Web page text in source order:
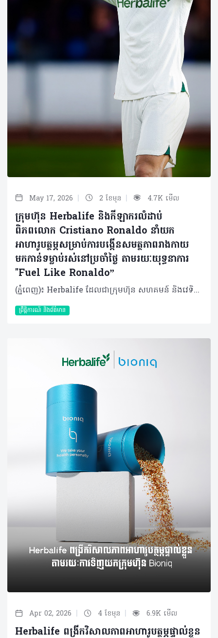
May 17, 2026 | 2 ខែមុន | 4.7K មើល
ក្រុមហ៊ុន Herbalife និងកីឡាករលំដាប់
ពិភពលោក Cristiano Ronaldo នាំយក
អាហារូបត្ថម្ភសម្រាប់ការបង្កើនសមត្ថភាពរាងកាយ
មកកាន់ទម្លាប់រស់នៅប្រចាំថ្ងៃ តាមរយៈយុទ្ធនាការ
"Fuel Like Ronaldo”
(ភ្នំពេញ)៖ Herbalife ដែលជាក្រុមហ៊ុន សហគមន៍ និងវេទិកាភ្ជាប់ទំនាក់ទំនង លំដាប់ថ្នាក់ពិភពលោក ផ្នែកសុខភាព និងសុខុមាលភាព បានប្រកាសដាក់ដំណើរការយុទ្ធនាការ "Fuel Like Ronaldo" ដែលជាគំនិតផ្តួចផ្តើមជាសកលមួយក្នុងការបំប្លែងរបបអាហារូបត្ថម្ភរបស់កីឡាករឆ្នើម និងយុទ្ធសាស្ត្របង្កើនសមត្ថភាពរាងកាយ ឱ្យទៅជាការណែនាំជាក់ស្តែងសម្រាប់អ្នកស្វែងរកសុខុមាលភាពទូទៅក្នុងជីវភាពប្រចាំថ្ងៃ។ ដោយផ្អែកលើបទពិសោធន៍ជាង ២០ ឆ្នាំក្នុងការផ្គត់ផ្គង់អាហារូបត្ថម្ភដល់កីឡាករឆ្នើមៗ ក្រុមហ៊ុន Herbalife បាននាំយកជំនាញអាហារូបត្ថម្ភដែលបានបញ្ជាក់ច្បាស់លាស់របស់ខ្លួន មកជូនដល់អ្នកដែលស្វែងរកសុខុមាលភាពនៅទូទាំងពិភពលោក។ លោកអ្នកអាចមើលសេចក្តីប្រកាសពេញលេញនៅទីនេះ៖ https://www.businesswire.com/news/home/20260508653160/en/ តាមរយៈបទពិសោធន៍ជាង ២០ ឆ្នាំក្នុងការធ្វើការជាមួយកីឡាករអាជីព រួមទាំងភាពជាដៃគូដ៏យូរអង្វែងជាមួយកំពូលកីឡាករលោក Cristiano Ronaldo ក្រុមហ៊ុន Herbalife កំពុងធ្វើឱ្យជំនាញផ្នែកអាហារូបត្ថម្ភកីឡារបស់ខ្លួនកាន់តែមានភាពទូលំទូលាយ ដើម្បីជួយអ្នកប្រើប្រាស់ក្នុងការបង្កើនថាមពល គាំទ្រដល់ការស្តារឡើងវិញនៃសុខភាព និងកសាងទម្លាប់ប្រចាំថ្ងៃឱ្យកាន់តែមានសុខភាពល្អ។ ការដាក់ចេញនូវយុទ្ធនាការនេះធ្វើឡើងស្របពេលដែលកំពុងមានការចាប់អារម្មណ៍ ព្រឹត្តិការណ៍បាល់ទាត់ដ៏ធំបំផុតនៅរដូវក្តៅខាងមុខនេះ ដែលបង្ហាញពីរបៀបដែលវិន័យ និងការរៀបចំខ្លួនរបស់កីឡាករឆ្នើមៗ អាចជម្រុញឱ្យមានទម្លាប់រស់នៅប្រកបដោយសុខភាពល្អបាន។ លោក Stephan Gratziani នាយកប្រតិបត្តិក្រុមហ៊ុន Herbalife បានមានប្រសាសន៍ថា៖ "អស់រយៈពេលជាងពីរទសវត្សរ៍មកហើយដែល Herbalife បានជួយកីឡាករឆ្នើមៗក្នុងការពង្រឹងសមត្ថភាពតាមរយៈកម្មវិធីអាហារូបត្ថម្ភដែលគាំទ្រដោយវិទ្យាសាស្ត្រ។ យុទ្ធនាការ 'Fuel Like Ronaldo' ធ្វើឱ្យជំនាញអាហារូបត្ថម្ភរបស់ Herbalife អាចឈានទៅដល់មនុស្សគ្រប់ៗគ្នា។ យើងកំពុងបញ្ជូលជំនាញផ្នែកអាហារូបត្ថម្ភសម្រាប់ការបង្កើនសមត្ថភាពកីឡា ជាមួយនឹងឧបករណ៍ឌីជីថលថ្មីៗ ដើម្បីបង្កើតប្រព័ន្ធដ៏សាមញ្ញ និងមានប្រសិទ្ធភាព ដែលអាចជួយឱ្យមនុស្សគ្រប់គ្នា អាចរស់​នៅដោយមានសុខភាពល្អ និងសកម្មជាងមុន"។ ពីវិទ្យាសាស្ត្រកីឡា មកកាន់ទម្លាប់ប្រចាំថ្ងៃ យុទ្ធនាការនេះធ្វើឱ្យវិទ្យាសាស្ត្រកីឡាដ៏ស្មុគស្មាញ ក្លាយជាដំណាក់កាលសាមញ្ញចំនួន ៤ ៖ ការរៀបចំ (Prepare): រៀនពីរបៀបរៀបចំរាងកាយរបស់អ្នកឱ្យបានត្រឹមត្រូវ ជាមួយនឹងអាហារូបត្ថម្ភដែលមានតុល្យភាព និងការផ្តល់​ជាតិទឹកឱ្យបានគ្រប់គ្រាន់ ការអនុវត្ត (Perform): ស្វែងរកយុទ្ធសាស្ត្រដើម្បីរក្សាថាមពល និងការផ្តោតអារម្មណ៍ក្នុងអំឡុងពេលការងារប្រចាំថ្ងៃ និងសកម្មភាពរាងកាយ ការស្តារឡើងវិញ (Recover): ស្វែងយល់ពីរបៀបស្តារកម្លាំង និងការជួសជុលសាច់ដុំប្រកបដោយប្រសិទ្ធភាព ការធ្វើឱ្យបានជាប់ៗគ្នា (Repeat): ធ្វើឱ្យការអនុវត្តទៅជាទម្លាប់ ដើម្បីបង្កើតមូលដ្ឋានគ្រឹះសម្រាប់សុខុមាលភាពរយៈពេលវែង ភាពជាដៃគូដែលបង្កើតឡើងផ្អែកលើសមត្ថភាព Herbalife គឺជាអាហារក្រឡុកប្រូតេអ៊ីនលេខ ១ និងជាម៉ាកយីហោអាហារូបត្ថម្ភជួយទ្រទ្រង់ការស់នៅសកម្មលេខ ១ ក្នុងពិភពលោក ដែលត្រូវបានជឿទុកចិត្តដោយកីឡាករ និងក្រុមអាជីពជាង ១២០ ក្នុងប្រភេទកីឡាជាង ៣៥។ ក្នុងវិស័យបាល់ទាត់ Herbalife បាននឹងកំពុងឧបត្ថម្ភជាង ២០ ក្រុមនៅទូទាំងពិភពលោក រួមទាំងកីឡាករ កីឡាការិនី ក្រុមបាល់ទាត់ ក៏ដូចជាកម្មវិធីអភិវឌ្ឍន៍យុវជនផងដែរ ដែលមានមូលដ្ឋានគ្រឹះតាមរយៈភាពជាដៃគូជាង ២០ ឆ្នាំជាមួយក្រុម LA Galaxy ដែលជាការឧបត្ថម្ភដ៏យូរជាងគេបំផុតក្នុងប្រវត្តិសាស្ត្រក្របខណ្ឌ Major League Soccer។ ទំនាក់ទំនងរបស់ Herbalife ជាមួយលោក Cristiano Ronaldo ឆ្លុះបញ្ចាំងពីការប្តេជ្ញាចិត្តរួមគ្នា ចំពោះអាហារូបត្ថម្ភដែលជំរុញដល់ការបញ្ចេញសកម្មភាពអនុវត្ត។ ចាប់តាំងពីឆ្នាំ ២០១៣ មក Herbalife បានគាំទ្រដល់ការហ្វឹកហាត់ និងការស្តារឡើងវិញរបស់លោក Ronaldo ជាមួយនឹងផលិតផលនានាដូចជា អាហារក្រុឡុកប្រូតេអ៊ីន, Formula 1, និង Herbalife24® CR7 Drive ដែលជាអាហារូបត្ថម្ភផ្តល់ជាតិទឹកដែលត្រូវបានបង្កើតឡើងដោយផ្ទាល់ជាមួយលោក Ronaldo ដើម្បីជួយបំពេញតម្រូវការនៃការប្រកួតក្នុងកម្រិតខ្ពស់។ ភាពជាដៃគូនេះបានឈានទៅដល់ការពង្រឹកខ្លួនក្នុងផ្នែកអាហារូបត្ថម្ភផ្ទាល់ខ្លួន រួមទាំងការវិនិយោគរបស់លោក Ronaldo ដោយផ្ទាល់ក្នុងវេទិកាឌីជីថល Pro2col™ Herbalife និងការទិញយកទ្រព្យសម្បត្តិរបស់ក្រុមហ៊ុន Bioniq ដែលជាក្រុមហ៊ុនអាហារបំប៉នផ្ទាល់ខ្លួនគាំទ្រដោយលោក Ronaldo ផងដែរ។ ការខិតខំទាំងអស់នេះ ឆ្លុះបញ្ចាំងពីចក្ខុវិស័យរួមក្នុងការធ្វើឱ្យអាហារូបត្ថម្ភកម្រិតខ្ពស់សម្រាប់កីឡាករ អាចឱ្យមនុស្សទូទៅប្រើប្រាស់បានកាន់តែងាយស្រួល។ យុទ្ធនាការនេះត្រូវបានបំផុសគំនិតដោយការងាររបស់ Herbalife ក្នុងវិស័យកីឡា និងឈរលើមូលដ្ឋានសាមញ្ញមួយ៖ កីឡាករឆ្នើមៗ មានភាពល្អិតល្អន់ក្នុងការរក្សាទម្លាប់របស់ពួកគេ គោលការណ៍គ្រឹះដូចគ្នានេះ ក៏អាចអនុវត្តចំពោះជីវិតប្រចាំថ្ងៃបានដែរ។ ឧទាហរណ៍ ការផ្តល់ជាតិទឹកដើរតួនាទីយ៉ាងសំខាន់ក្នុងការផ្តល់ថាមពល ការផ្តោតអារម្មណ៍ និងការស្តារឡើងវិញ ប៉ុន្តែមនុស្សជាច្រើននៅមិនទាន់បានយកចិត្តទុកដាក់លើរឿងនេះនោះឡើយ។ "Fuel Like Ronaldo" នាំមកនូវការយល់ដឹងទាំងនេះមកអនុវត្តជាក់ស្តែង ដោយបង្ហាញពីរបៀបដែលទម្លាប់សាមញ្ញ ជាប់លាប់ និងអាចបង្កើតឱ្យមានភាពខុសគ្នាដ៏មានន័យបាន។ លោក Cristiano Ronaldo បាននិយាយថា៖ "វិន័យក្នុងអាហារូបត្ថម្ភតែងតែជាផ្នែកសំខាន់នៃភាពជោគជ័យរបស់ខ្ញុំ ទាំងនៅលើទីលាន និងក្រៅទីលាន។ ខ្ញុំបានធ្វើការជាមួយ Herbalife ជាច្រើនឆ្នាំមកហើយ ហើយខ្ញុំជឿជាក់លើថាមពលនៃការផ្គត់ផ្គង់ថាមពលដែលមានរចនាសម្ព័ន្ធ និងមានភាពជាប់លាប់។ យុទ្ធនាការ 'Fuel Like Ronaldo' គឺនិយាយអំពីការចែករំលែកគោលការណ៍ទាំងនោះដើម្បីឱ្យគ្រប់ៗគ្នា អាចមានសមត្ថភាពក្នុងការបញ្ចេញសកម្មភាព ស្តារឡើងវិញ និងមានអារម្មណ៍ស្រស់ថ្លាបំផុតជារៀងរាល់ថ្ងៃ។" បទពិសោធន៍យុទ្ធនាការជាសកល យុទ្ធនាការ “Fuel Like Ronaldo” ត្រូវបានដាក់ឱ្យអនុវត្តជាសកលតាមរូបភាពផ្សេងៗគ្នាជាច្រើន។ កម្មវិធីនេះរួមមាន ការបង្កើតសកម្មភាពដ៏ជក់ចិត្តសម្រាប់អ្នកគាំទ្រក្នុងព្រឹត្តិការណ៍កីឡាធំៗ ការចែករំលែកចំណេះដឹងផ្នែកសុខភាពពីសំណាក់អ្នកជំនាញ និងកីឡាករល្បីៗលើបណ្តាញសង្គម ព្រមទាំងការផ្តល់បទពិសោធន៍តាមប្រព័ន្ធឌីជីថល ដែលអនុញ្ញាតឱ្យសាធារណជនអាចចូលទៅស្វែងយល់ពីវិធីសាស្ត្រថែរក្សាសុខភាព និងការផ្តល់ថាមពលដល់រាងកាយឱ្យបានល្អដូចកីឡាករអាជីព។ អ្នកចែកចាយឯករាជ្យរបស់ក្រុមហ៊ុន Herbalife ជាង ២ លាននាក់ គឺជាផ្នែកដ៏សំខាន់នៃគំនិតផ្តួចផ្តើមនេះ។ ពួកគាត់នឹងនាំយកយុទ្ធនាការនេះទៅកាន់សហគមន៍នានានៅជុំវិញពិភពលោក ដោយជួយណែនាំអតិថិជនឱ្យចេះអនុវត្តតាមជំហានទាំង ៤ នៃយុទ្ធនាការនេះ ទៅក្នុងទម្លាប់រស់នៅប្រចាំថ្ងៃ។ លើសពីនេះ យុទ្ធនាការនេះក៏នឹងបង្ហាញនូវអាហារូបត្ថម្ភដែលបំផុសគំនិតដោយលោក Ronaldo ផលិតឡើងពីផលិតផល Herbalife ដែលលោក Cristiano Ronaldo ប្រើប្រាស់ដោយផ្ទាល់។ នេះគឺជាវិធីដែលជួយឱ្យអ្នកប្រើប្រាស់ អាចទទួលបានបទពិសោធន៍ផ្ទាល់ពីរបៀបថែរក្សាសុខភាព និងការផ្តល់ថាមពលតាមបែបកីឡាករ Ronaldo។ ដើម្បីស្វែងយល់បន្ថែមអំពី Herbalife និងស្វែងយល់ពីលំហឌីជីថល "Fuel Like Ronaldo" សូមចូលទៅកាន់៖ www.fuellikeronaldo.com (1) Source: Euromonitor; CH2025ed, protein shake as sports protein powder, sports protein RTDs, meal replacement, supplement nutrition drinks & protein supplements; combined % RSP share GBO for 2024. (2) Source: Euromonitor; CH2025ed, active & lifestyle nutrition as weight management & wellbeing, sports nutrition and vitamins & dietary supplements definitions; combined % RSP share GBO for 2024. RTD = Ready to Drink; RSP = Retail Selling Price; GBO = Global Brand Owner. Herbalife is not affiliated with, endorsed by, or an official sponsor or partner of FIFA or the 2026 FIFA World Cup™. All trademarks are the property of their respective owners. អំពីក្រុមហ៊ុន Herbalife ក្រុមហ៊ុន Herbalife (NYSE: HLF) គឺជាក្រុមហ៊ុនសុខភាព និងសុខុមាលភាពឈានមុខគេ និងជាសហគមន៍ដែលកំពុងផ្លាស់ប្តូរជីវិតរបស់មនុស្សជាមួយនឹងផលិតផលអាហារូបត្ថម្ភដ៏អស្ចារ្យ និងជាឱកាសអាជីវកម្មសម្រាប់សមាជិកឯករាជ្យរបស់ខ្លួនចាប់តាំងពីឆ្នាំ 1980។ ក្រុមហ៊ុនផ្តល់ជូននូវផលិតផលដែលគាំទ្រដោយវិទ្យាសាស្រ្តដល់អ្នកប្រើប្រាស់នៅក្នុងទីផ្សារជាង 90។ តាមរយៈសមាជិកឯករាជ្យដែលផ្តល់ជូននូវការបណ្តុះបណ្តាលមួយទល់មួយ និងផ្តល់ការគាំទ្រសហគមន៍ដោយបំផុសគំនិតឱ្យអតិថិជនប្រកាន់ខ្ជាប់នូវរបៀបរស់នៅដែលមានភាពសកម្ម។
ព្រឹត្តិការណ៍ និងព័ត៌មាន
Apr 02, 2026 | 4 ខែមុន | 6.9K មើល
Herbalife ពង្រីកវិសាលភាពអាហារូបត្ថម្ភផ្ទាល់ខ្លួន